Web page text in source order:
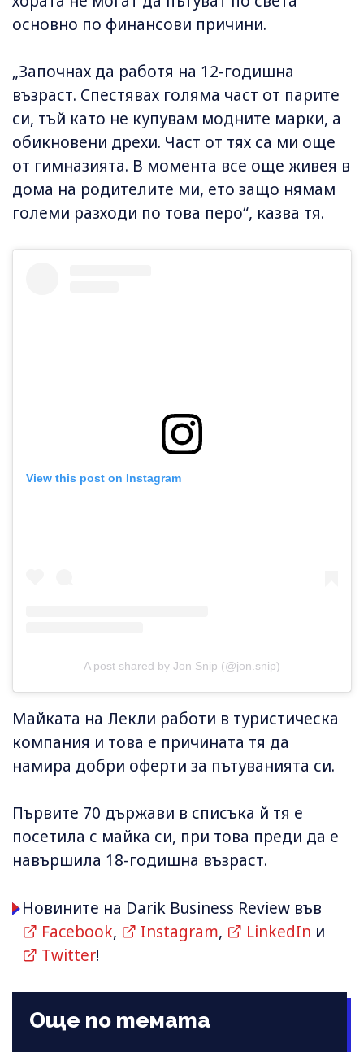
основно по финансови причини.
„Започнах да работя на 12-годишна
възраст. Спестявах голяма част от парите
си, тъй като не купувам модните марки, а
обикновени дрехи. Част от тях са ми още
от гимназията. В момента все още живея в
дома на родителите ми, ето защо нямам
големи разходи по това перо“, казва тя.
View this post on Instagram
A post shared by Jon Snip (@jon.snip)
Майката на Лекли работи в туристическа
компания и това е причината тя да
намира добри оферти за пътуванията си.
Първите 70 държави в списъка й тя е
посетила с майка си, при това преди да е
навършила 18-годишна възраст.
Новините на Darik Business Review във
Facebook, Instagram, LinkedIn и
Twitter!
Още по темата